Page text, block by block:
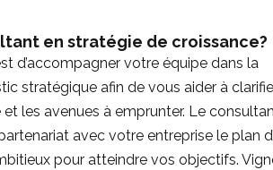
en stratégie de croissance?
d’accompagner votre équipe dans la
stratégique afin de vous aider à
les avenues à emprunter. Le
avec votre entreprise le plan
pour atteindre vos objectifs.